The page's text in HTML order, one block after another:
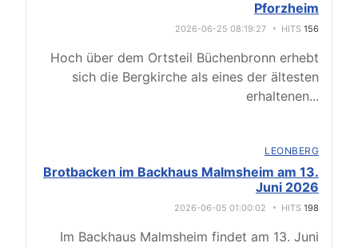
Pforzheim
2026-06-25 08:19:27 HITS 156
Hoch über dem Ortsteil Büchenbronn erhebt
sich die Bergkirche als eines der ältesten
erhaltenen...
LEONBERG
Brotbacken im Backhaus Malmsheim am 13.
Juni 2026
2026-06-05 01:00:02 HITS 198
Im Backhaus Malmsheim findet am 13. Juni